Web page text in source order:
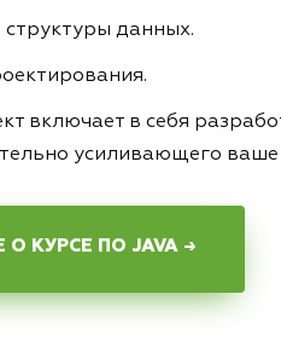
данных.
включает в себя
усиливающего
КУРСЕ ПО JAVA →